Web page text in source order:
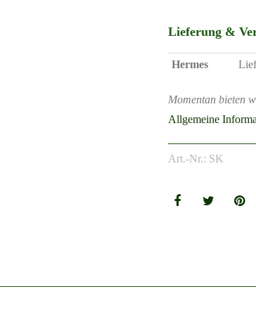
Lieferung &
Hermes
Momentan bieten
Allgemeine
Art.-Nr.: SK